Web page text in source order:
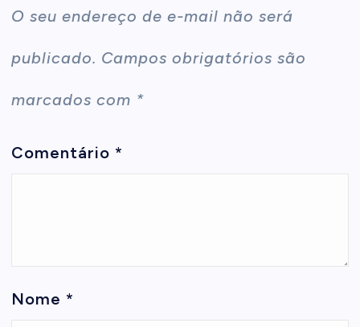
O seu endereço de e-mail não será
publicado. Campos obrigatórios são
marcados com *
Comentário *
Nome *